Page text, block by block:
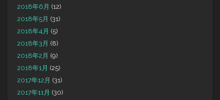
2018年6月 (12)
2018年5月 (31)
2018年4月 (5)
2018年3月 (8)
2018年2月 (9)
2018年1月 (25)
2017年12月 (31)
2017年11月 (30)